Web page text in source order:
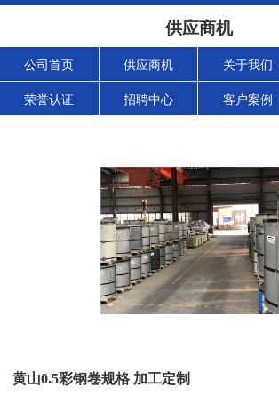
供应商机
公司首页 供应商机 关于我们
荣誉认证 招聘中心 客户案例
黄山0.5彩钢卷规格 加工定制